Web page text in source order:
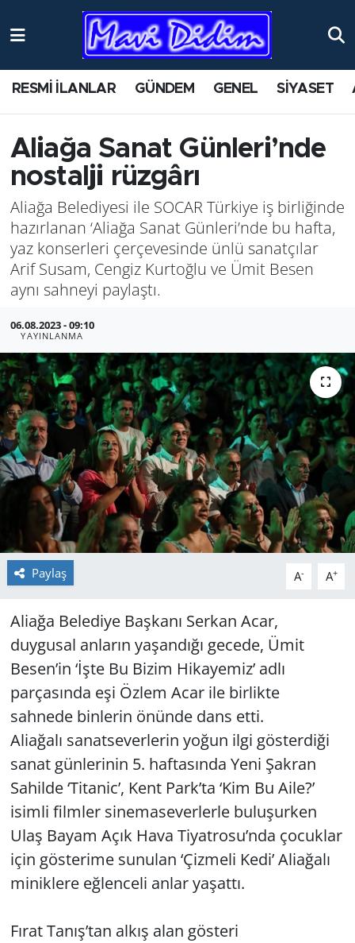
RESMİ İLANLAR GÜNDEM GENEL SİYASET
Aliağa Sanat Günleri’nde
nostalji rüzgârı
Aliağa Belediyesi ile SOCAR Türkiye iş birliğinde
hazırlanan ‘Aliağa Sanat Günleri’nde bu hafta,
yaz konserleri çerçevesinde ünlü sanatçılar
Arif Susam, Cengiz Kurtoğlu ve Ümit Besen
aynı sahneyi paylaştı.
06.08.2023 - 09:10
YAYINLANMA
Paylaş A- A+
Aliağa Belediye Başkanı Serkan Acar,
duygusal anların yaşandığı gecede, Ümit
Besen’in ‘İşte Bu Bizim Hikayemiz’ adlı
parçasında eşi Özlem Acar ile birlikte
sahnede binlerin önünde dans etti.
Aliağalı sanatseverlerin yoğun ilgi gösterdiği
sanat günlerinin 5. haftasında Yeni Şakran
Sahilde ‘Titanic’, Kent Park’ta ‘Kim Bu Aile?’
isimli filmler sinemaseverlerle buluşurken
Ulaş Bayam Açık Hava Tiyatrosu’nda çocuklar
için gösterime sunulan ‘Çizmeli Kedi’ Aliağalı
miniklere eğlenceli anlar yaşattı.
Fırat Tanış’tan alkış alan gösteri
ANTİK YERLER
AYDIN
BİLİM VE TEKNOLOJİ
ÇEVRE
EĞİTİM
EKONOMİ
GENEL
GÜNDEM
HABERDE İNSAN
KÜLTÜR SANAT
MAGAZİN
POLİTİKA
RESMİ İLANLAR
SAĞLIK
SİYASET
SPOR
Yerel
Nöbetçi Eczaneler
Namaz Vakitleri
Trafik Durumu
Süper Lig Puan Durumu ve Fikstür
Tüm Manşetler
Son Dakika Haberleri
Haber Arşivi